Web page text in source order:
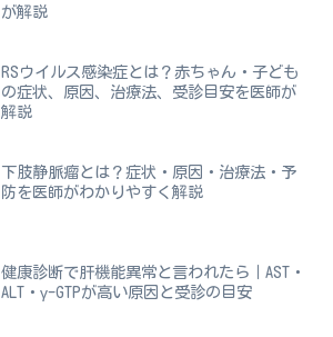
が解説
RSウイルス感染症とは？赤ちゃん・子ども
の症状、原因、治療法、受診目安を医師が
解説
下肢静脈瘤とは？症状・原因・治療法・予
防を医師がわかりやすく解説
健康診断で肝機能異常と言われたら｜AST・
ALT・γ-GTPが高い原因と受診の目安